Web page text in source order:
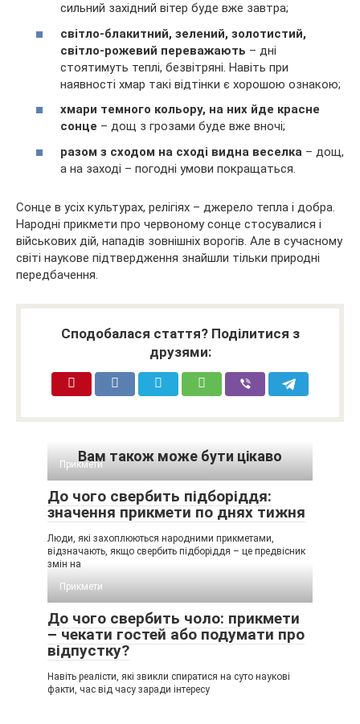
сильний західний вітер буде вже завтра;
світло-блакитний, зелений, золотистий,
світло-рожевий переважають – дні
стоятимуть теплі, безвітряні. Навіть при
наявності хмар такі відтінки є хорошою ознакою;
хмари темного кольору, на них йде красне
сонце – дощ з грозами буде вже вночі;
разом з сходом на сході видна веселка – дощ,
а на заході – погодні умови покращаться.
Сонце в усіх культурах, релігіях – джерело тепла і добра.
Народні прикмети про червоному сонце стосувалися і
військових дій, нападів зовнішніх ворогів. Але в сучасному
світі наукове підтвердження знайшли тільки природні
передбачення.
Сподобалася стаття? Поділитися з
друзями:
Вам також може бути цікаво
Прикмети
До чого свербить підборіддя:
значення прикмети по днях тижня
Люди, які захоплюються народними прикметами,
відзначають, якщо свербить підборіддя – це предвісник
змін на
Прикмети
До чого свербить чоло: прикмети
– чекати гостей або подумати про
відпустку?
Навіть реалісти, які звикли спиратися на суто наукові
факти, час від часу заради інтересу